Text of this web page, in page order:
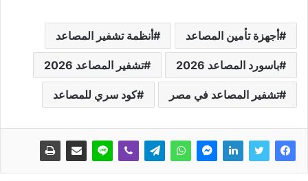
أجهزة تأمين المصاعد أنظمة تشفير المصاعد
باسورد المصاعد 2026 تشفير المصاعد 2026
تشفير المصاعد في مصر كود سري للمصاعد